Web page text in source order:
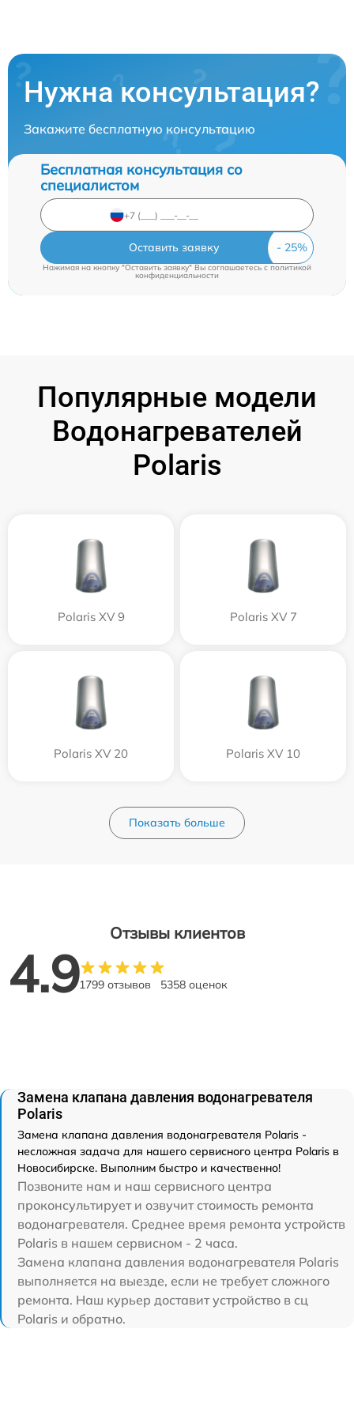
Нужна консультация?
Закажите бесплатную консультацию
Бесплатная консультация со
специалистом
Оставить заявку
Нажимая на кнопку "Оставить заявку" Вы соглашаетесь cполитикой
конфиденциальности
Популярные модели
Водонагревателей
Polaris
Polaris XV 9 Polaris XV 7
Polaris XV 20 Polaris XV 10
Показать больше
Отзывы клиентов
4.91799 отзывов 5358 оценок
Замена клапана давления водонагревателя
Polaris
Замена клапана давления водонагревателя Polaris -
несложная задача для нашего сервисного центра Polaris в
Новосибирске. Выполним быстро и качественно!
Позвоните нам и наш сервисного центра
проконсультирует и озвучит стоимость ремонта
водонагревателя. Среднее время ремонта устройств
Polaris в нашем сервисном - 2 часа.
Замена клапана давления водонагревателя Polaris
выполняется на выезде, если не требует сложного
ремонта. Наш курьер доставит устройство в сц
Polaris и обратно.